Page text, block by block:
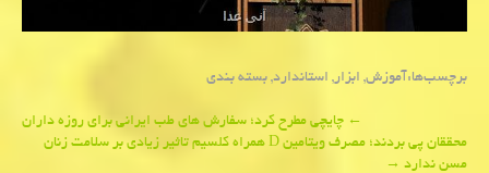
برچسب‌ها:آموزش,ابزار,استاندارد,بسته بندی
navigation
←چایچی مطرح كرد؛ سفارش های طب ایرانی برای روزه داران
محققان پی بردند؛ مصرف ویتامین D همراه کلسیم تاثیر زیادی بر سلامت زنان
مسن ندارد→